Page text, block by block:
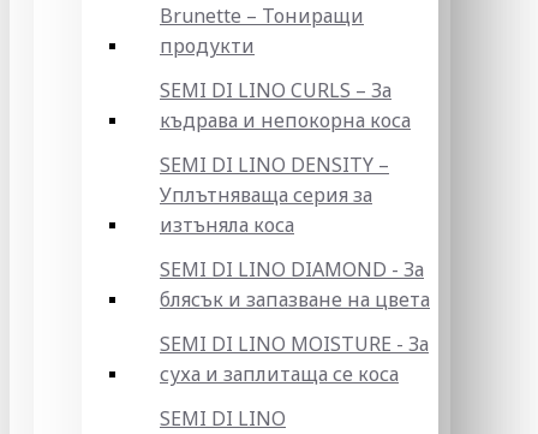
Brunette – Тониращи
продукти
SEMI DI LINO CURLS – За
къдрава и непокорна коса
SEMI DI LINO DENSITY –
Уплътняваща серия за
изтъняла коса
SEMI DI LINO DIAMOND - За
блясък и запазване на цвета
SEMI DI LINO MOISTURE - За
суха и заплитаща се коса
SEMI DI LINO